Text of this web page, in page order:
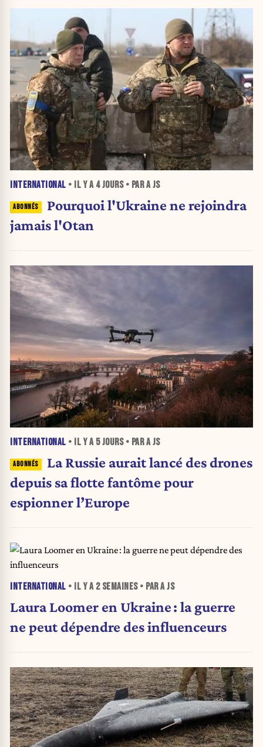
INTERNATIONAL • IL Y A 4 JOURS• PAR A JS
Pourquoi l'Ukraine ne rejoindra
jamais l'Otan
INTERNATIONAL • IL Y A 5 JOURS• PAR A JS
La Russie aurait lancé des drones
depuis sa flotte fantôme pour
espionner l’Europe
INTERNATIONAL • IL Y A 2 SEMAINES• PAR A JS
Laura Loomer en Ukraine : la guerre
ne peut dépendre des influenceurs